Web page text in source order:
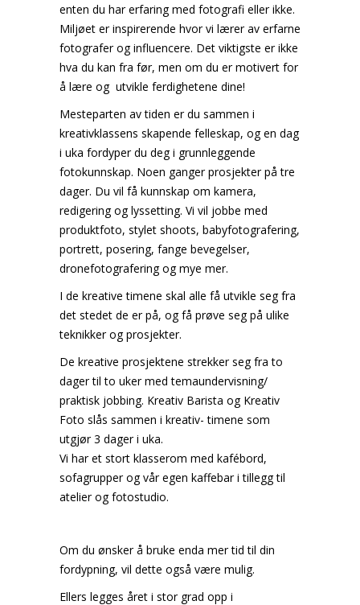
enten du har erfaring med fotografi eller ikke.
Miljøet er inspirerende hvor vi lærer av erfarne
fotografer og influencere. Det viktigste er ikke
hva du kan fra før, men om du er motivert for
å lære og utvikle ferdighetene dine!
Mesteparten av tiden er du sammen i
kreativklassens skapende felleskap, og en dag
i uka fordyper du deg i grunnleggende
fotokunnskap. Noen ganger prosjekter på tre
dager. Du vil få kunnskap om kamera,
redigering og lyssetting. Vi vil jobbe med
produktfoto, stylet shoots, babyfotografering,
portrett, posering, fange bevegelser,
dronefotografering og mye mer.
I de kreative timene skal alle få utvikle seg fra
det stedet de er på, og få prøve seg på ulike
teknikker og prosjekter.
De kreative prosjektene strekker seg fra to
dager til to uker med temaundervisning/
praktisk jobbing. Kreativ Barista og Kreativ
Foto slås sammen i kreativ- timene som
utgjør 3 dager i uka.
Vi har et stort klasserom med kafébord,
sofagrupper og vår egen kaffebar i tillegg til
atelier og fotostudio.
Om du ønsker å bruke enda mer tid til din
fordypning, vil dette også være mulig.
Ellers legges året i stor grad opp i